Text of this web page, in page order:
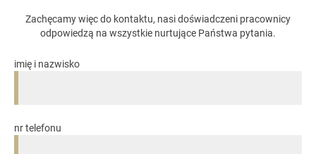
Zachęcamy więc do kontaktu, nasi doświadczeni pracownicy
odpowiedzą na wszystkie nurtujące Państwa pytania.
imię i nazwisko
nr telefonu